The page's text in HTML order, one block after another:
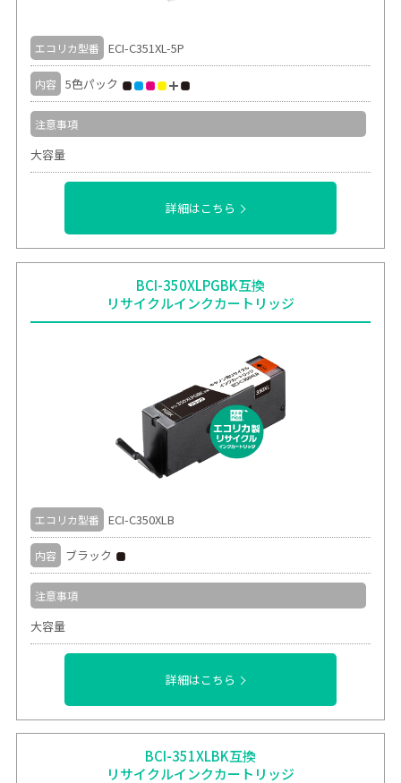
エコリカ型番 ECI-C351XL-5P
内容 5色パック
注意事項
大容量
詳細はこちら
BCI-350XLPGBK互換
リサイクルインクカートリッジ
エコリカ型番 ECI-C350XLB
内容 ブラック
注意事項
大容量
詳細はこちら
BCI-351XLBK互換
リサイクルインクカートリッジ